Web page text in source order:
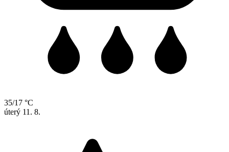
35/17 °C
úterý 11. 8.